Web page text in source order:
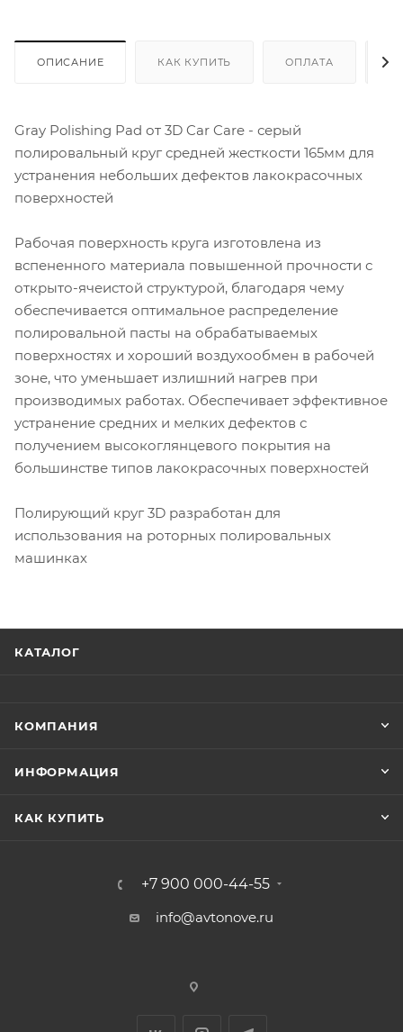
ОПИСАНИЕ КАК КУПИТЬ ОПЛАТА
Gray Polishing Pad от 3D Car Care - серый
полировальный круг средней жесткости 165мм для
устранения небольших дефектов лакокрасочных
поверхностей
Рабочая поверхность круга изготовлена из
вспененного материала повышенной прочности с
открыто-ячеистой структурой, благодаря чему
обеспечивается оптимальное распределение
полировальной пасты на обрабатываемых
поверхностях и хороший воздухообмен в рабочей
зоне, что уменьшает излишний нагрев при
производимых работах. Обеспечивает эффективное
устранение средних и мелких дефектов с
получением высокоглянцевого покрытия на
большинстве типов лакокрасочных поверхностей
Полирующий круг 3D разработан для
использования на роторных полировальных
машинках
КАТАЛОГ
КОМПАНИЯ
ИНФОРМАЦИЯ
КАК КУПИТЬ
+7 900 000-44-55
info@avtonove.ru